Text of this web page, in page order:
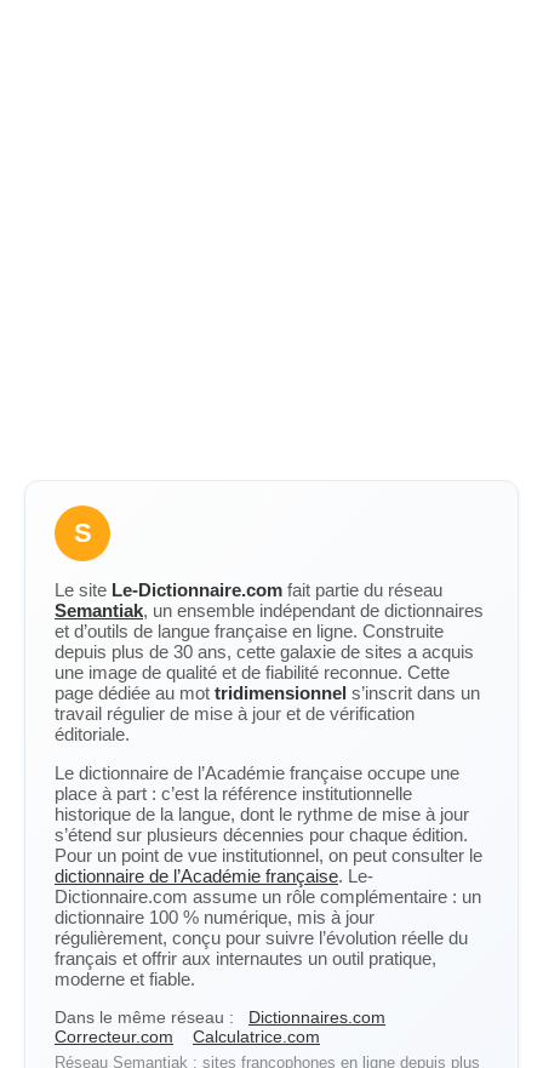
S
Le site Le-Dictionnaire.com fait partie du réseau
Semantiak, un ensemble indépendant de dictionnaires
et d’outils de langue française en ligne. Construite
depuis plus de 30 ans, cette galaxie de sites a acquis
une image de qualité et de fiabilité reconnue. Cette
page dédiée au mot tridimensionnel s’inscrit dans un
travail régulier de mise à jour et de vérification
éditoriale.
Le dictionnaire de l’Académie française occupe une
place à part : c’est la référence institutionnelle
historique de la langue, dont le rythme de mise à jour
s’étend sur plusieurs décennies pour chaque édition.
Pour un point de vue institutionnel, on peut consulter le
dictionnaire de l’Académie française. Le-
Dictionnaire.com assume un rôle complémentaire : un
dictionnaire 100 % numérique, mis à jour
régulièrement, conçu pour suivre l’évolution réelle du
français et offrir aux internautes un outil pratique,
moderne et fiable.
Dans le même réseau :
Dictionnaires.com
Correcteur.com
Calculatrice.com
Réseau Semantiak : sites francophones en ligne depuis plus